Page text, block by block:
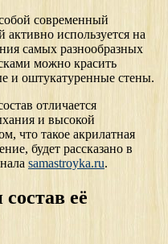
современный
используется на
самых разнообразных
можно красить
и оштукатуренные стены.
отличается
и высокой
что такое акрилатная
будет рассказано в
samastroyka.ru.
её